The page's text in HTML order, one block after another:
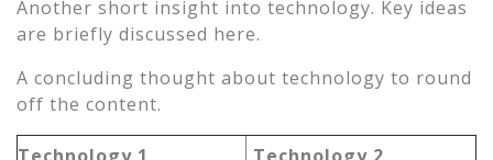
Another short insight into technology. Key ideas
are briefly discussed here.
A concluding thought about technology to round
off the content.